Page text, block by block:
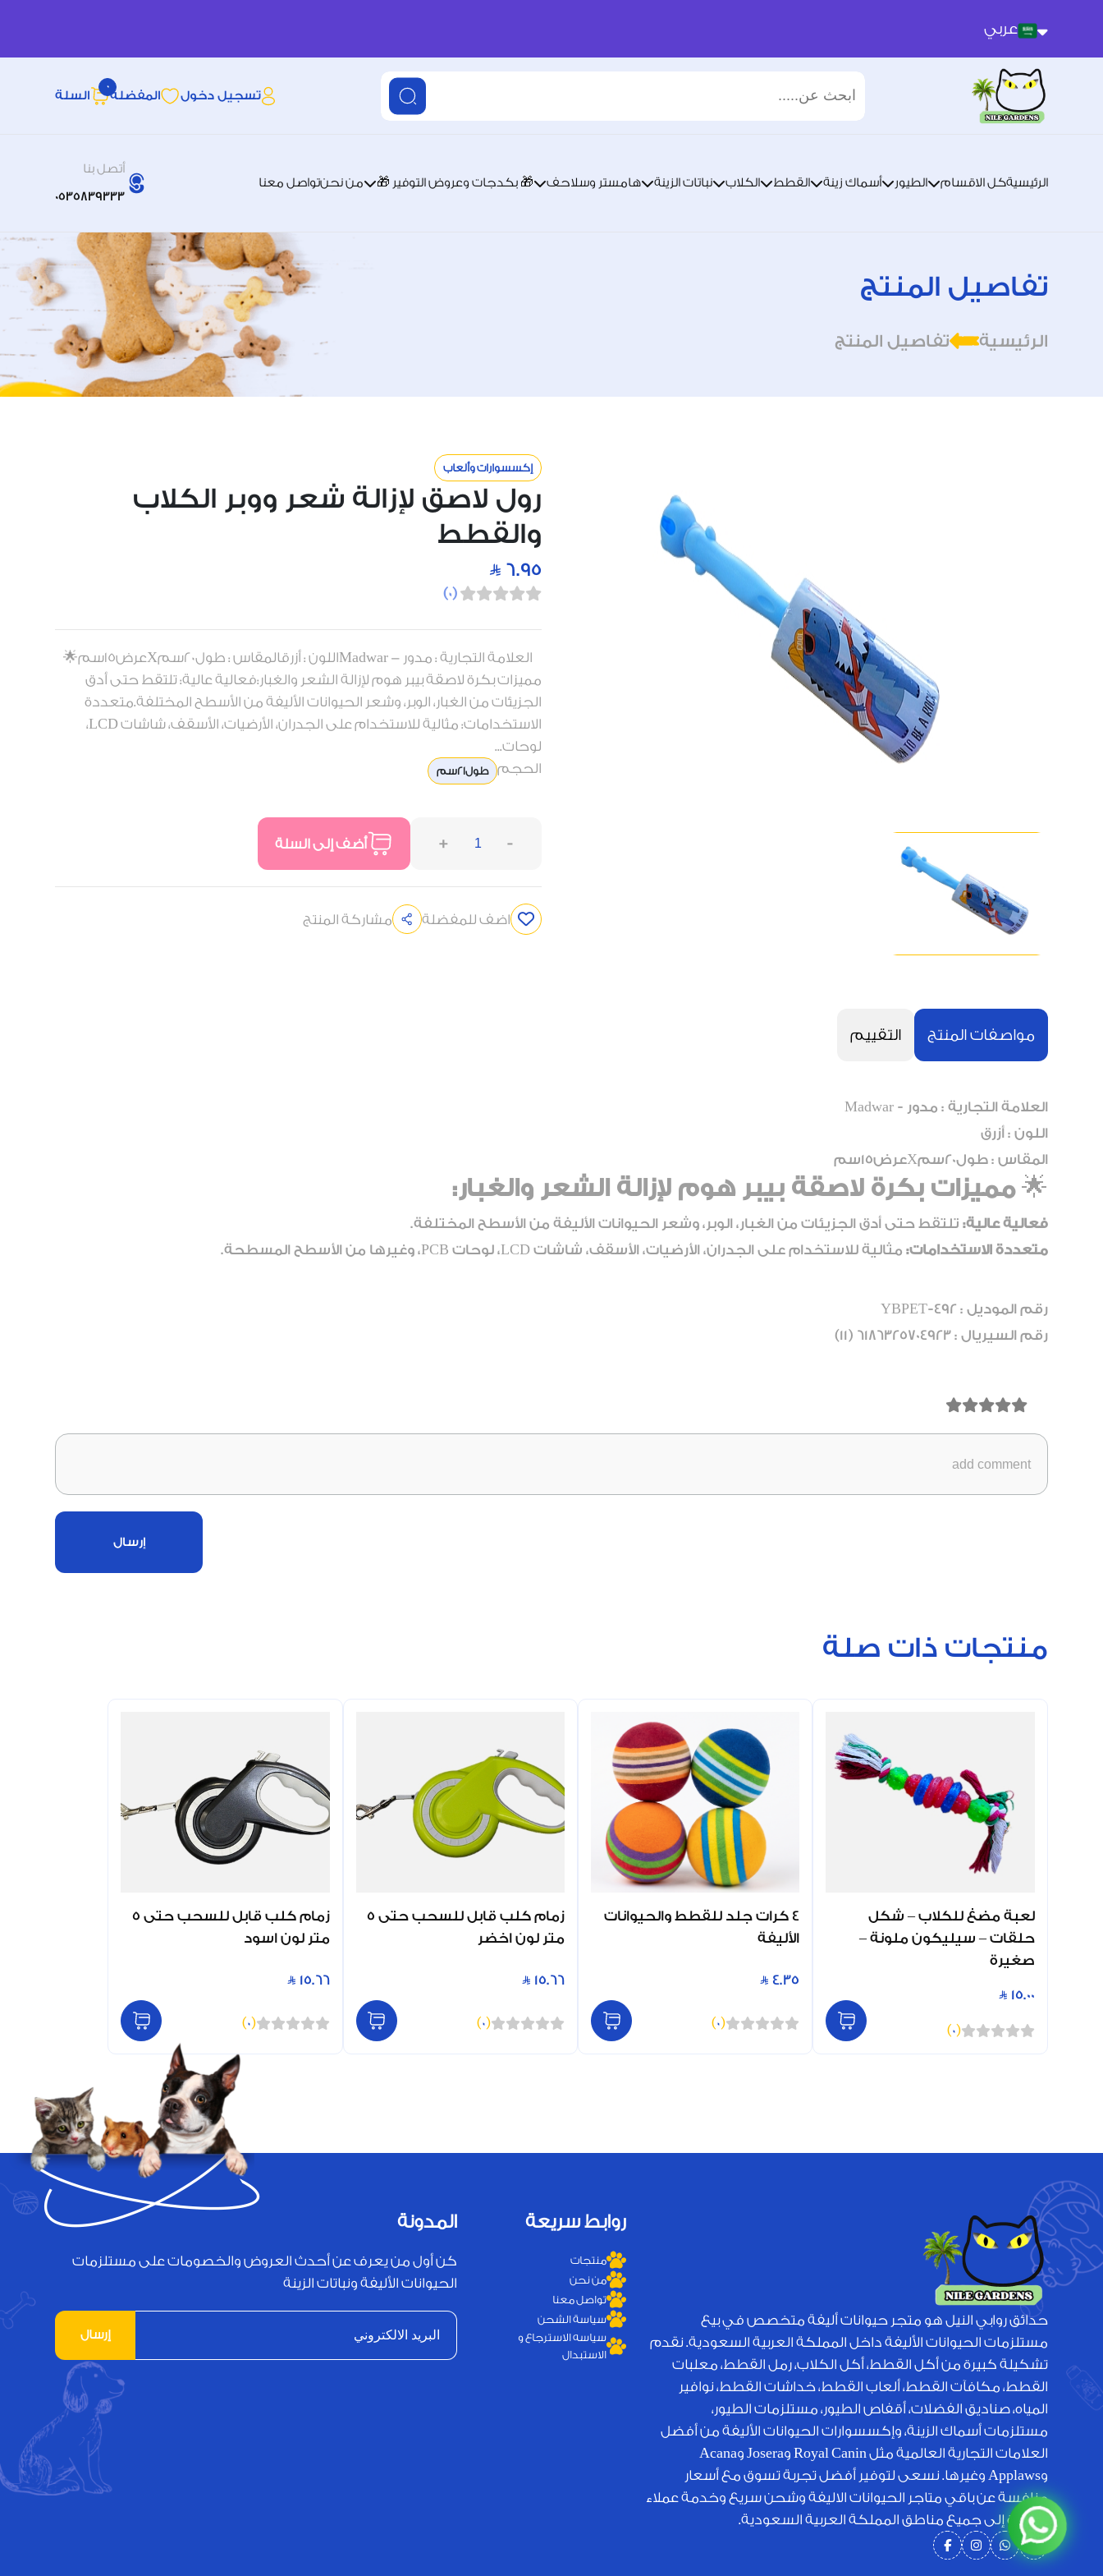
عربي
عربي
انجليزي
تسجيل دخول المفضله
0
السلة
الرئيسيةكل الاقسام الطيور أسماك زينة القطط الكلاب نباتات الزينة هامستر وسلاحف 🎁 بكدجات وعروض التوفير 🎁 من نحنتواصل معنا
أتصل بنا
0535839333
تفاصيل المنتج
الرئيسية تفاصيل المنتج
إكسسوارات وألعاب
رول لاصق لإزالة شعر ووبر الكلاب
والقطط
6.95
(
0
)
العلامة التجارية : مدور - Madwarاللون : أزرقالمقاس : طول20سمXعرض15سم🌟
مميزات بكرة لاصقة بيبر هوم لإزالة الشعر والغبار:فعالية عالية: تلتقط حتى أدق
الجزيئات من الغبار، الوبر، وشعر الحيوانات الأليفة من الأسطح المختلفة.متعددة
الاستخدامات: مثالية للاستخدام على الجدران، الأرضيات، الأسقف، شاشات LCD،
لوحات...
الحجم
طول21سم
-
+ أضف إلى السلة
اضف للمفضلة مشاركة المنتج
مواصفات المنتج التقييم
العلامة التجارية : مدور - Madwar
اللون : أزرق
المقاس : طول20سمXعرض15سم
🌟مميزات بكرة لاصقة بيبر هوم لإزالة الشعر والغبار:
فعالية عالية: تلتقط حتى أدق الجزيئات من الغبار، الوبر، وشعر الحيوانات الأليفة من الأسطح المختلفة.
متعددة الاستخدامات: مثالية للاستخدام على الجدران، الأرضيات، الأسقف، شاشات LCD، لوحات PCB، وغيرها من الأسطح المسطحة.
رقم الموديل : YBPET-492
رقم السيريال : 6186325704923 (11)
إرسال
منتجات ذات صلة
لعبة مضغ للكلاب – شكل
حلقات – سيليكون ملونة –
صغيرة
15.00
(
0
)
4 كرات جلد للقطط والحيوانات
الأليفة
4.35
(
0
)
زمام كلب قابل للسحب حتى 5
متر لون اخضر
15.66
(
0
)
زمام كلب قابل للسحب حتى 5
متر لون اسود
15.66
(
0
)
حدائق روابي النيل هو متجر حيوانات أليفة متخصص في بيع
مستلزمات الحيوانات الأليفة داخل المملكة العربية السعودية. نقدم
تشكيلة كبيرة من أكل القطط، أكل الكلاب، رمل القطط، معلبات
القطط، مكافآت القطط، ألعاب القطط، خداشات القطط، نوافير
المياه، صناديق الفضلات، أقفاص الطيور، مستلزمات الطيور،
مستلزمات أسماك الزينة، وإكسسوارات الحيوانات الأليفة من أفضل
العلامات التجارية العالمية مثل Royal Canin وJosera وAcana
وApplaws وغيرها. نسعى لتوفير أفضل تجربة تسوق مع أسعار
منافسة عن باقي متاجر الحيوانات الاليفة وشحن سريع وخدمة عملاء
متميزة إلى جميع مناطق المملكة العربية السعودية.
روابط سريعة
منتجات
من نحن
تواصل معنا
سياسة الشحن
سياسه الاسترجاع و
الاستبدال
المدونة
كن أول من يعرف عن أحدث العروض والخصومات على مستلزمات
الحيوانات الأليفة ونباتات الزينة
إرسال